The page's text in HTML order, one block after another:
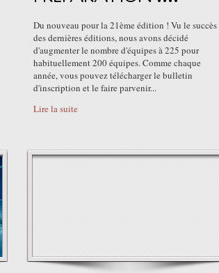
Du nouveau pour la 21ème édition ! Vu le succès
des dernières éditions, nous avons décidé
d'augmenter le nombre d'équipes à 225 pour
habituellement 200 équipes. Comme chaque
année, vous pouvez télécharger le bulletin
d'inscription et le faire parvenir...
Lire la suite